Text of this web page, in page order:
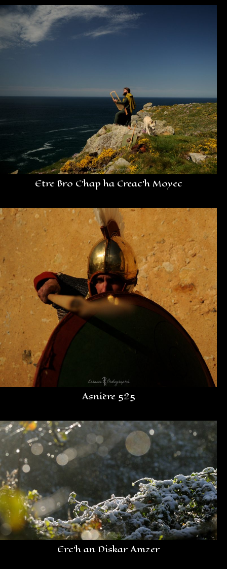
Etre Bro C’hap ha Creac’h Moyec
Asnière 525
Erc’h an Diskar Amzer